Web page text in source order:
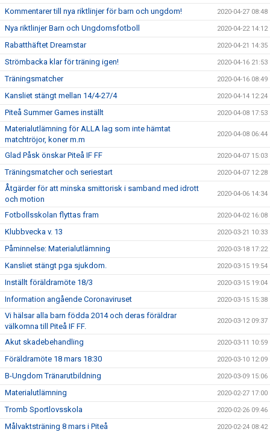
Kommentarer till nya riktlinjer för barn och ungdom! 2020-04-27 08:48
Nya riktlinjer Barn och Ungdomsfotboll 2020-04-22 14:12
Rabatthäftet Dreamstar 2020-04-21 14:35
Strömbacka klar för träning igen! 2020-04-16 21:53
Träningsmatcher 2020-04-16 08:49
Kansliet stängt mellan 14/4-27/4 2020-04-14 12:24
Piteå Summer Games inställt 2020-04-08 17:53
Materialutlämning för ALLA lag som inte hämtat
matchtröjor, koner m.m
2020-04-08 06:44
Glad Påsk önskar Piteå IF FF 2020-04-07 15:03
Träningsmatcher och seriestart 2020-04-07 12:28
Åtgärder för att minska smittorisk i samband med idrott
och motion
2020-04-06 14:34
Fotbollsskolan flyttas fram 2020-04-02 16:08
Klubbvecka v. 13 2020-03-21 10:33
Påminnelse: Materialutlämning 2020-03-18 17:22
Kansliet stängt pga sjukdom. 2020-03-15 19:54
Inställt föräldramöte 18/3 2020-03-15 19:04
Information angående Coronaviruset 2020-03-15 15:38
Vi hälsar alla barn födda 2014 och deras föräldrar
välkomna till Piteå IF FF.
2020-03-12 09:37
Akut skadebehandling 2020-03-11 10:59
Föräldramöte 18 mars 18:30 2020-03-10 12:09
B-Ungdom Tränarutbildning 2020-03-09 15:06
Materialutlämning 2020-02-27 17:00
Tromb Sportlovsskola 2020-02-26 09:46
Målvaktsträning 8 mars i Piteå 2020-02-24 08:42